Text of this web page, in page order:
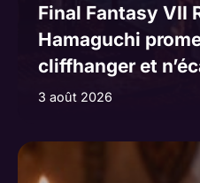
Final Fantasy VII
Hamaguchi
cliffhanger et
3 août 2026